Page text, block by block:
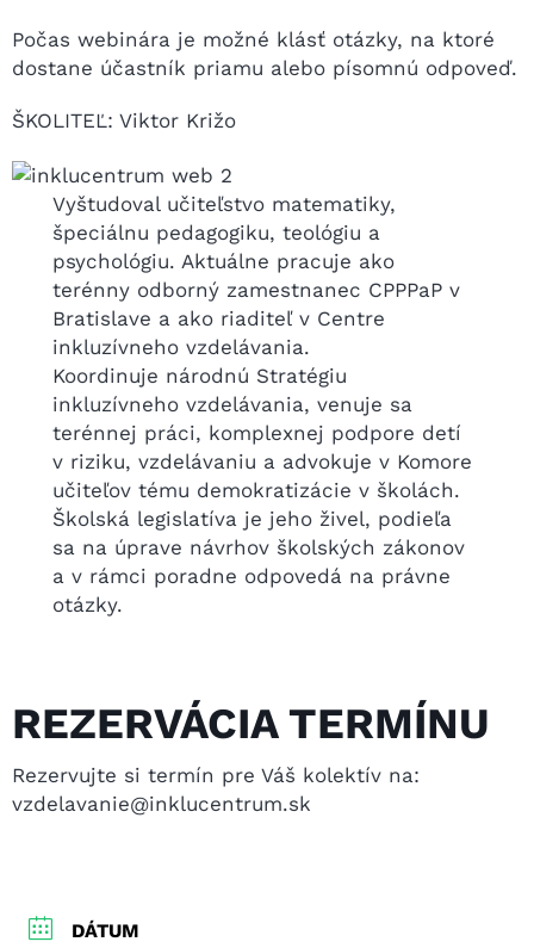
Počas webinára je možné klásť otázky, na ktoré
dostane účastník priamu alebo písomnú odpoveď.
ŠKOLITEĽ: Viktor Križo
Vyštudoval učiteľstvo matematiky,
špeciálnu pedagogiku, teológiu a
psychológiu. Aktuálne pracuje ako
terénny odborný zamestnanec CPPPaP v
Bratislave a ako riaditeľ v Centre
inkluzívneho vzdelávania.
Koordinuje národnú Stratégiu
inkluzívneho vzdelávania, venuje sa
terénnej práci, komplexnej podpore detí
v riziku, vzdelávaniu a advokuje v Komore
učiteľov tému demokratizácie v školách.
Školská legislatíva je jeho živel, podieľa
sa na úprave návrhov školských zákonov
a v rámci poradne odpovedá na právne
otázky.
REZERVÁCIA TERMÍNU
Rezervujte si termín pre Váš kolektív na:
vzdelavanie@inklucentrum.sk
DÁTUM